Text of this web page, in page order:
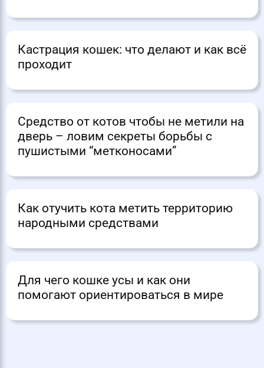
Кастрация кошек: что делают и как всё
проходит
Средство от котов чтобы не метили на
дверь – ловим секреты борьбы с
пушистыми “метконосами”
Как отучить кота метить территорию
народными средствами
Для чего кошке усы и как они
помогают ориентироваться в мире